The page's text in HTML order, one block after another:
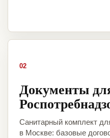
02
Документы
Санитарный комплект
в Москве: базовые